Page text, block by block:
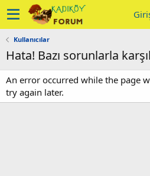
Kullanıcılar
Hata! Bazı sorunlarla
An error occurred while the page
try again later.